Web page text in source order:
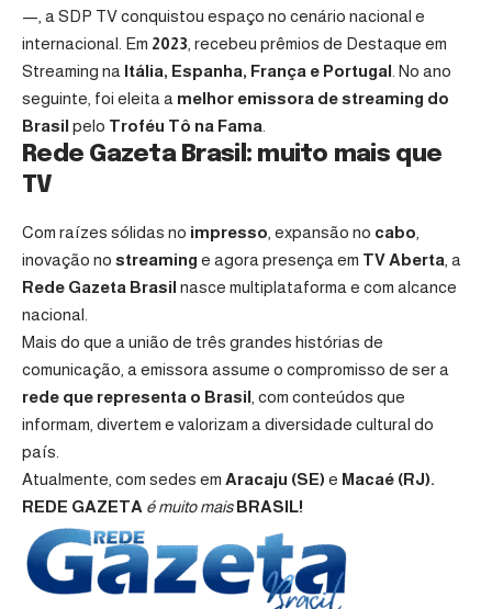
—, a SDP TV conquistou espaço no cenário nacional e
internacional. Em 2023, recebeu prêmios de Destaque em
Streaming na Itália, Espanha, França e Portugal . No ano
seguinte, foi eleita a melhor emissora de streaming do
Brasil pelo Troféu Tô na Fama.
Rede Gazeta Brasil: muito mais que
TV
Com raízes sólidas no impresso , expansão no cabo
inovação no streaming e agora presença em TV Aberta , a
Rede Gazeta Brasil nasce multiplataforma e com alcance
nacional.
Mais do que a união de três grandes histórias de
comunicação, a emissora assume o compromisso de ser a
rede que representa o Brasil , com conteúdos que
informam, divertem e valorizam a diversidade cultural do
país.
Atualmente, com sedes em Aracaju (SE) e Macaé (RJ).
REDE GAZETA é muito mais BRASIL!